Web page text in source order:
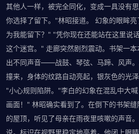
其他人一样，被完全同化，变成一具没有
你选择了留下。"林昭接道。 幻象的眼眸
为我能留下？" "凭你现在还能站在这里说
这个迷宫。" 走廊突然剧烈震动。书架一
出不同声音——战鼓、琴弦、马蹄、风声
撞来，身体的纹路自动亮起，银灰色的光
"小心规则陷阱。"李白的幻象在混乱中大
画面！" 林昭确实看到了。在倒下的书架
的屋顶，听见了母亲在雨夜里咳嗽的声音
说。标识在视野里稳定地亮着。他闭上眼